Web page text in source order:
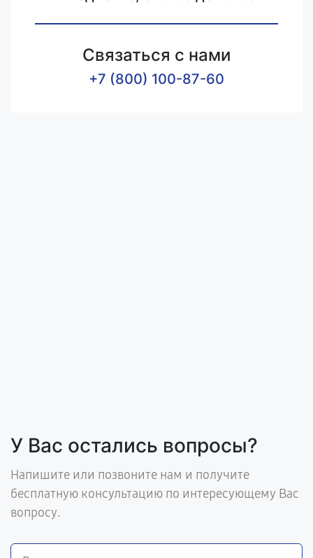
Связаться с нами
+7 (800) 100-87-60
У Вас остались вопросы?
Напишите или позвоните нам и получите
бесплатную консультацию по интересующему Вас
вопросу.